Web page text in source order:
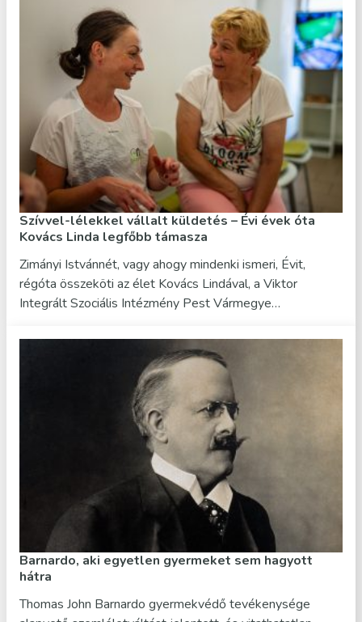
Szívvel-lélekkel vállalt küldetés – Évi évek óta
Kovács Linda legfőbb támasza
Zimányi Istvánnét, vagy ahogy mindenki ismeri, Évit,
régóta összeköti az élet Kovács Lindával, a Viktor
Integrált Szociális Intézmény Pest Vármegye…
Barnardo, aki egyetlen gyermeket sem hagyott
hátra
Thomas John Barnardo gyermekvédő tevékenysége